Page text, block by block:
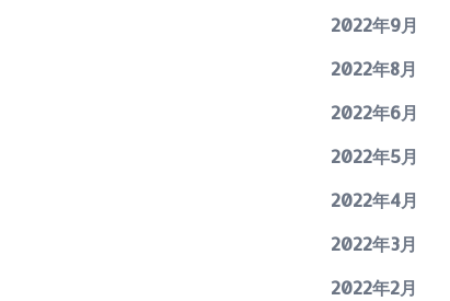
2022年9月
2022年8月
2022年6月
2022年5月
2022年4月
2022年3月
2022年2月